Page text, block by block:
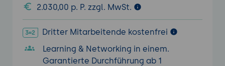
2.030,00 p. P. zzgl. MwSt.
Dritter Mitarbeitende kostenfrei
Learning & Networking in einem.
Garantierte Durchführung ab 1